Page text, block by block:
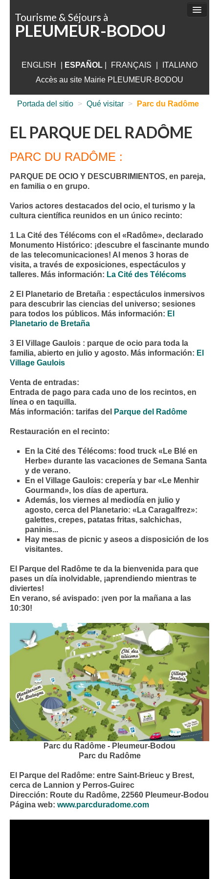
Tourisme & Séjours à
PLEUMEUR-BODOU
ENGLISH ESPAÑOL FRANÇAIS
ITALIANO
Accès au site Mairie PLEUMEUR-BODOU
¿QUÉ HACER?
DÓNDE DORMIR
QUÉ VISITAR
ALREDEDORES DE PLEUMEUR
Portada del sitio > Qué visitar > Parc du Radôme
EL PARQUE DEL RADÔME
PARC DU RADÔME :
PARQUE DE OCIO Y DESCUBRIMIENTOS, en pareja,
en familia o en grupo.
Varios actores destacados del ocio, el turismo y la
cultura científica reunidos en un único recinto:
1 La Cité des Télécoms con el «Radôme», declarado
Monumento Histórico: ¡descubre el fascinante mundo
de las telecomunicaciones! Al menos 3 horas de
visita, a través de exposiciones, espectáculos y
talleres. Más información: La Cité des Télécoms
2 El Planetario de Bretaña : espectáculos inmersivos
para descubrir las ciencias del universo; sesiones
para todos los públicos. Más información: El
Planetario de Bretaña
3 El Village Gaulois : parque de ocio para toda la
familia, abierto en julio y agosto. Más información: El
Village Gaulois
Venta de entradas:
Entrada de pago para cada uno de los recintos, en
línea o en taquilla.
Más información: tarifas del
Parque del Radôme
Restauración en el recinto:
En la Cité des Télécoms: food truck «Le Blé en
Herbe» durante las vacaciones de Semana Santa
y de verano.
En el Village Gaulois: crepería y bar «Le Menhir
Gourmand», los días de apertura.
Además, los viernes al mediodía en julio y
agosto, cerca del Planetario: «La Caragalfrez»:
galettes, crepes, patatas fritas, salchichas,
paninis...
Hay mesas de picnic y aseos a disposición de los
visitantes.
El Parque del Radôme te da la bienvenida para que
pases un día inolvidable, ¡aprendiendo mientras te
diviertes!
En verano, sé avispado: ¡ven por la mañana a las
10:30!
Parc du Radôme - Pleumeur-Bodou
Parc du Radôme
El Parque del Radôme: entre Saint-Brieuc y Brest,
cerca de Lannion y Perros-Guirec
Dirección: Route du Radôme, 22560 Pleumeur-Bodou
Página web: www.parcduradome.com